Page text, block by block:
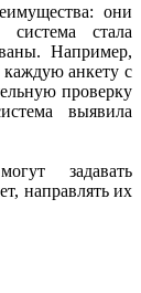
они
система стала
Например,
каждую анкету с
проверку
выявила
задавать
направлять их